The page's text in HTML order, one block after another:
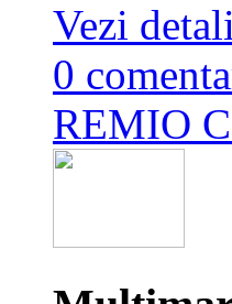
Vezi
0
REMIO